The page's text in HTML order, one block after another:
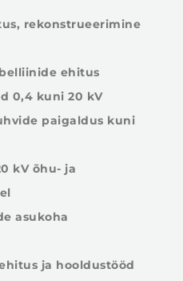
rekonstrueerimine
ehitus
0,4 kuni 20 kV
paigaldus kuni
kV õhu- ja
asukoha
ja hooldustööd